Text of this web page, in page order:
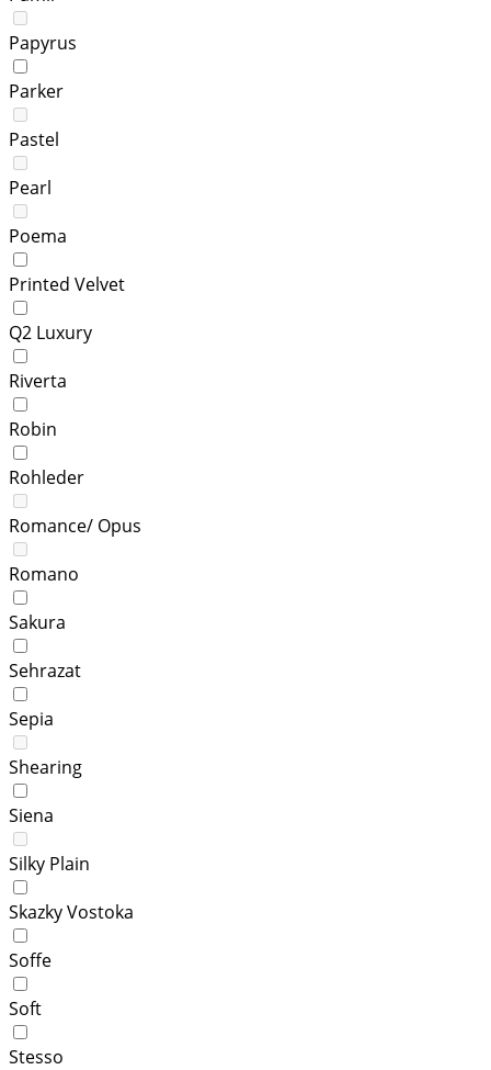
Papyrus
Parker
Pastel
Pearl
Poema
Printed Velvet
Q2 Luxury
Riverta
Robin
Rohleder
Romance/ Opus
Romano
Sakura
Sehrazat
Sepia
Shearing
Siena
Silky Plain
Skazky Vostoka
Soffe
Soft
Stesso